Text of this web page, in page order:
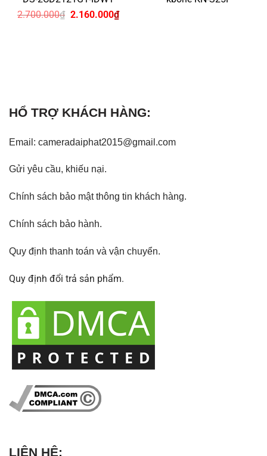
2.700.000₫ Giá
2.160.000₫Giá
HỔ TRỢ KHÁCH HÀNG:
Email: cameradaiphat2015@gmail.com
Gửi yêu cầu, khiếu nại.
Chính sách bảo mật thông tin khách hàng.
Chính sách bảo hành.
Quy định thanh toán và vận chuyển.
Quy định đổi trả sản phẩm.
LIÊN HỆ: